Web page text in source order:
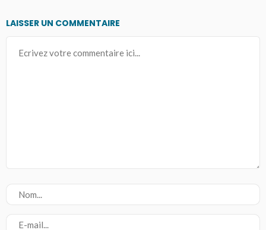
LAISSER UN COMMENTAIRE